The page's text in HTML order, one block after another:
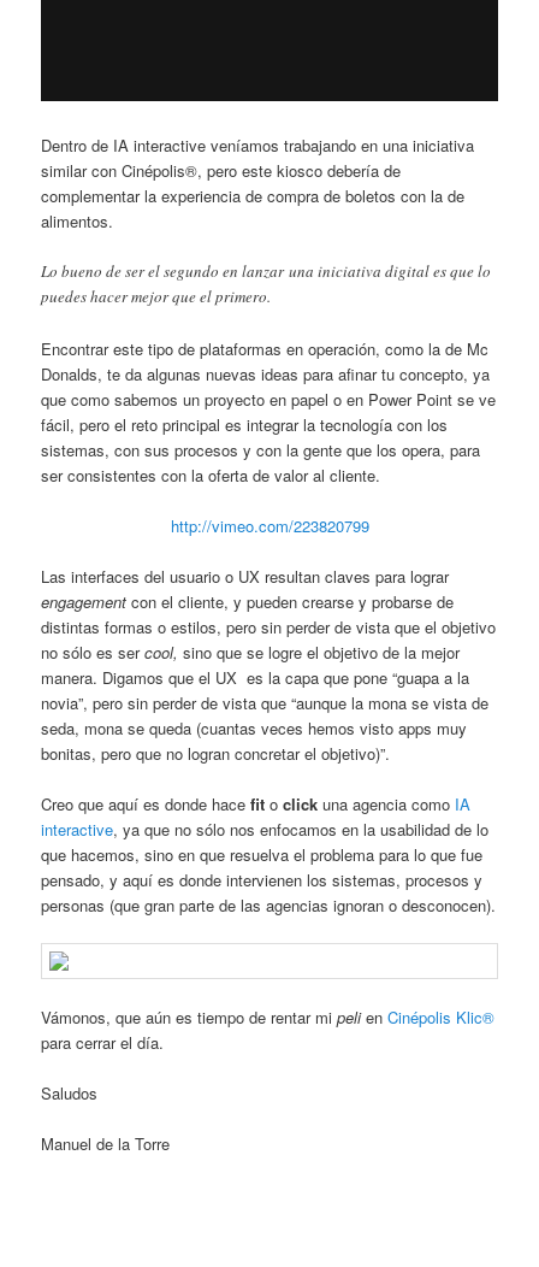
Dentro de IA interactive veníamos trabajando en una iniciativa
similar con Cinépolis®, pero este kiosco debería de
complementar la experiencia de compra de boletos con la de
alimentos.
Lo bueno de ser el segundo en lanzar una iniciativa digital es que lo
puedes hacer mejor que el primero.
Encontrar este tipo de plataformas en operación, como la de Mc
Donalds, te da algunas nuevas ideas para afinar tu concepto, ya
que como sabemos un proyecto en papel o en Power Point se ve
fácil, pero el reto principal es integrar la tecnología con los
sistemas, con sus procesos y con la gente que los opera, para
ser consistentes con la oferta de valor al cliente.
http://vimeo.com/223820799
Las interfaces del usuario o UX resultan claves para lograr
engagement con el cliente, y pueden crearse y probarse de
distintas formas o estilos, pero sin perder de vista que el objetivo
no sólo es sercool, sino que se logre el objetivo de la mejor
manera. Digamos que el UX es la capa que pone “guapa a la
novia”, pero sin perder de vista que “aunque la mona se vista de
seda, mona se queda (cuantas veces hemos visto apps muy
bonitas, pero que no logran concretar el objetivo)”.
Creo que aquí es donde hacefito click una agencia como IA
interactive, ya que no sólo nos enfocamos en la usabilidad de lo
que hacemos, sino en que resuelva el problema para lo que fue
pensado, y aquí es donde intervienen los sistemas, procesos y
personas (que gran parte de las agencias ignoran o desconocen).
Vámonos, que aún es tiempo de rentar mipelienCinépolis Klic®
para cerrar el día.
Saludos
Manuel de la Torre